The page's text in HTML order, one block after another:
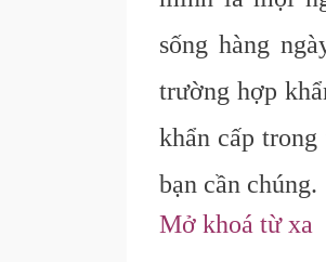
sống hàng
trường hợp
khẩn cấp
bạn cần chúng.
Mở khoá từ xa